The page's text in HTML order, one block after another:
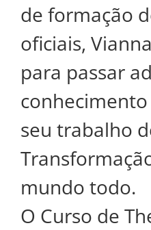
de formação
oficiais,
para passar
seu trabalho
mundo todo.
O Curso de